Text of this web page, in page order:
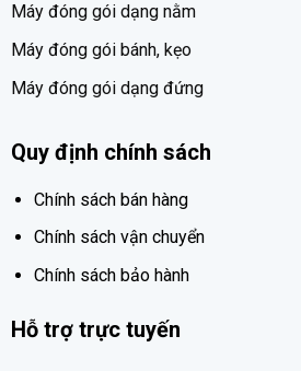
Máy đóng gói dạng nằm
Máy đóng gói bánh, kẹo
Máy đóng gói dạng đứng
Quy định chính sách
Chính sách bán hàng
Chính sách vận chuyển
Chính sách bảo hành
Hỗ trợ trực tuyến